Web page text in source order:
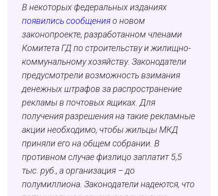
В некоторых федеральных изданиях
появились сообщенияо новом
законопроекте, разработанном членами
Комитета ГД по строительству и жилищно-
коммунальному хозяйству. Законодатели
предусмотрели возможность взимания
денежных штрафов за распространение
рекламы в почтовых ящиках. Для
получения разрешения на такие рекламные
акции необходимо, чтобы жильцы МКД
приняли его на общем собрании. В
противном случае физлицо заплатит 5,5
тыс. руб., а организация – до
полумиллиона. Законодатели надеются, что